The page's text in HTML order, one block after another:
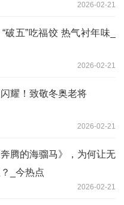
2026-02-21
破五”吃福饺 热气衬年味_
2026-02-21
耀！致敬冬奥老将
2026-02-21
腾的海骝马》，为何让无
_今热点
2026-02-21